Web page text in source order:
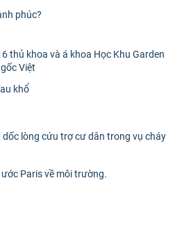
phúc?
thủ khoa và á khoa Học Khu Garden
Việt
khổ
lòng cứu trợ cư dân trong vụ cháy
Paris về môi trường.